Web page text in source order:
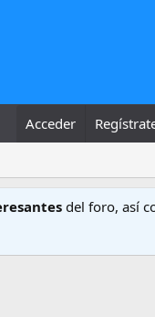
Acceder
del foro, así